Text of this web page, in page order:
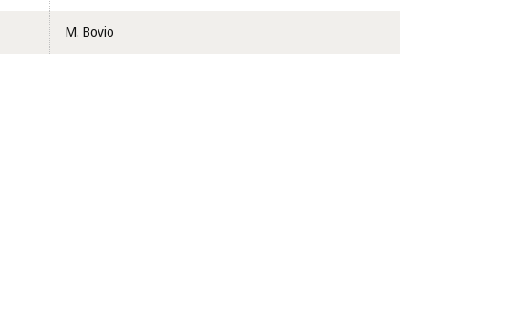
M. Bovio